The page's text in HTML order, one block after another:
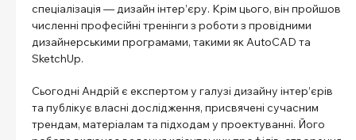
спеціалізація — дизайн інтер’єру. Крім цього, він пройшов
численні професійні тренінги з роботи з провідними
дизайнерськими програмами, такими як AutoCAD та
SketchUp.
Сьогодні Андрій є експертом у галузі дизайну інтер’єрів
та публікує власні дослідження, присвячені сучасним
трендам, матеріалам та підходам у проектуванні. Його